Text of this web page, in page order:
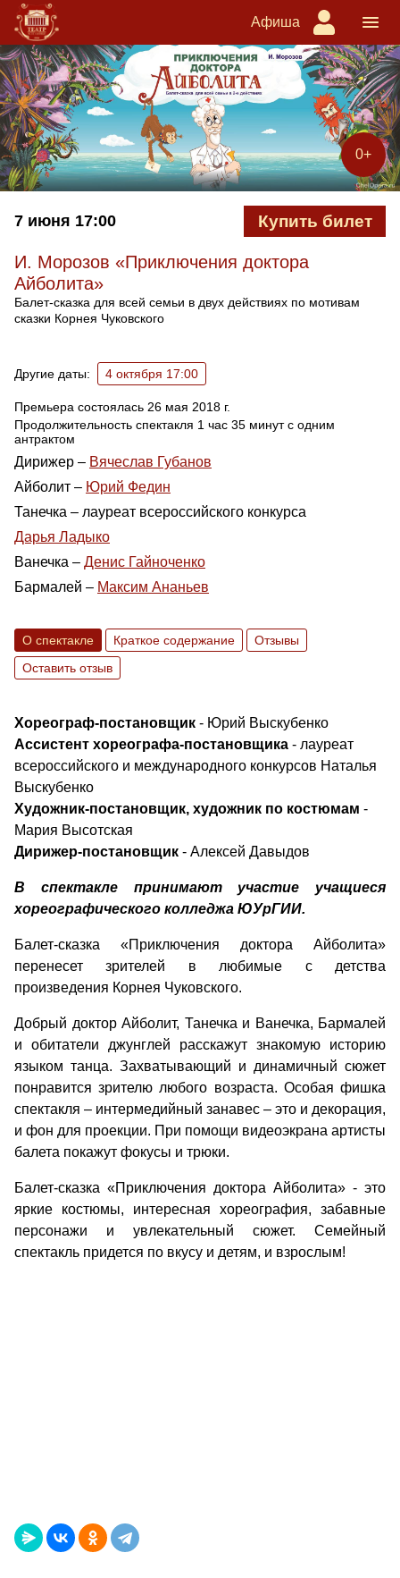
Афиша
0+
7 июня 17:00 Купить билет
И. Морозов «Приключения доктора
Айболита»
Балет-сказка для всей семьи в двух действиях по мотивам
сказки Корнея Чуковского
Другие даты: 4 октября 17:00
Премьера состоялась 26 мая 2018 г.
Продолжительность спектакля 1 час 35 минут с одним
антрактом
Дирижер – Вячеслав Губанов
Айболит – Юрий Федин
Танечка – лауреат всероссийского конкурса
Дарья Ладыко
Ванечка – Денис Гайноченко
Бармалей – Максим Ананьев
О спектакле Краткое содержание
Отзывы
Оставить отзыв
Хореограф-постановщик - Юрий Выскубенко
Ассистент хореографа-постановщика - лауреат
всероссийского и международного конкурсов Наталья
Выскубенко
Художник-постановщик, художник по костюмам -
Мария Высотская
Дирижер-постановщик - Алексей Давыдов
В спектакле принимают участие учащиеся
хореографического колледжа ЮУрГИИ.
Балет-сказка «Приключения доктора Айболита»
перенесет зрителей в любимые с детства
произведения Корнея Чуковского.
Добрый доктор Айболит, Танечка и Ванечка, Бармалей
и обитатели джунглей расскажут знакомую историю
языком танца. Захватывающий и динамичный сюжет
понравится зрителю любого возраста. Особая фишка
спектакля – интермедийный занавес – это и декорация,
и фон для проекции. При помощи видеоэкрана артисты
балета покажут фокусы и трюки.
Балет-сказка «Приключения доктора Айболита» - это
яркие костюмы, интересная хореография, забавные
персонажи и увлекательный сюжет. Семейный
спектакль придется по вкусу и детям, и взрослым!